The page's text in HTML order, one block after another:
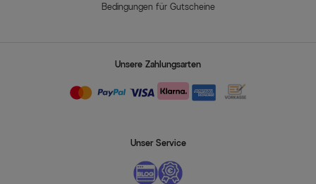
Bedingungen für Gutscheine
Unsere Zahlungsarten
Unser Service